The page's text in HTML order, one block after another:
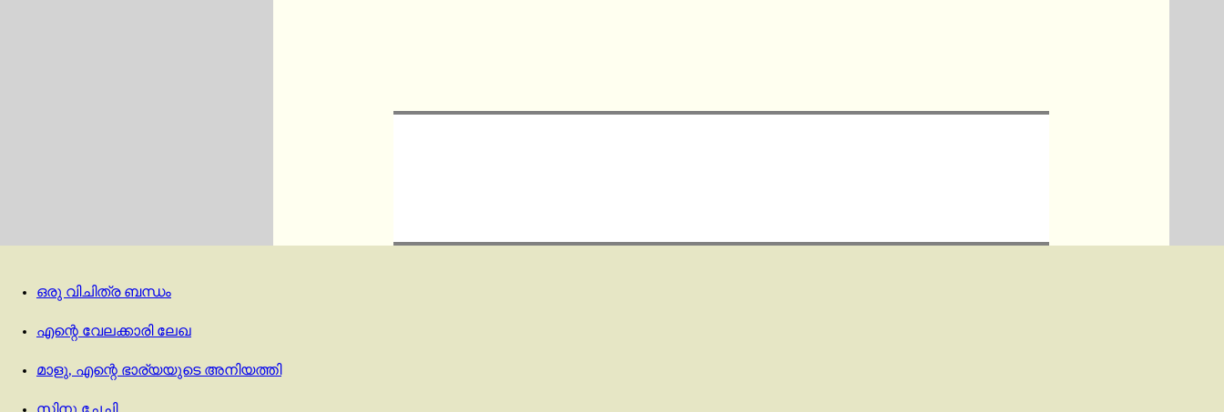
ഒരു വിചിത്ര ബന്ധം
എന്റെ വേലക്കാരി ലേഖ
മാളു, എന്റെ ഭാര്യയുടെ അനിയത്തി
സിനു ചേച്ചി